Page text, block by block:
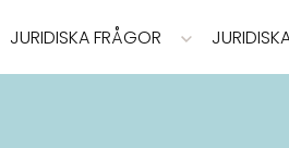
JURIDISKA FRÅGOR